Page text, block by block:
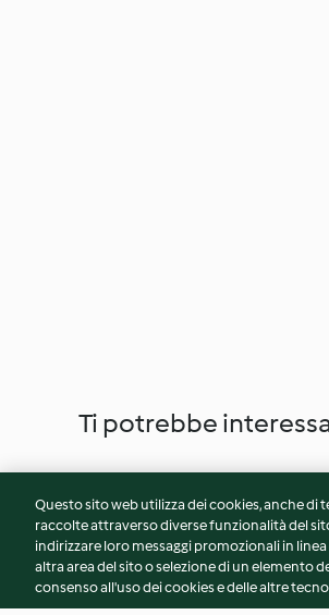
Ti potrebbe
Questo sito web utilizza dei cookies, anche
raccolte attraverso diverse funzionalità del
indirizzare loro messaggi promozionali in
altra area del sito o selezione di un elemento
consenso all'uso dei cookies e delle altre